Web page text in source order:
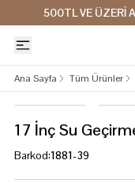
500TL VE ÜZERİ
Ana Sayfa Tüm Ürünler
17 İnç Su
Barkod:1881-39